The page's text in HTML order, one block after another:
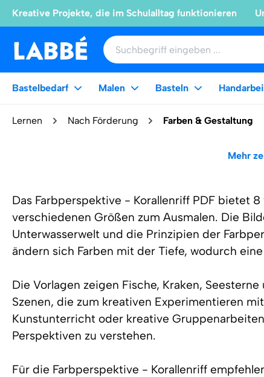
Kreative Projekte, die im Schulalltag funktionieren
Bastelbedarf Malen Basteln
Lernen Nach Förderung Farben & Gestaltung
Mehr
Das Farbperspektive - Korallenriff PDF bietet
verschiedenen Größen zum Ausmalen. Die
Unterwasserwelt und die Prinzipien der
ändern sich Farben mit der Tiefe, wodurch
Die Vorlagen zeigen Fische, Kraken,
Szenen, die zum kreativen Experimentieren
Kunstunterricht oder kreative
Perspektiven zu verstehen.
Für die Farbperspektive - Korallenriff